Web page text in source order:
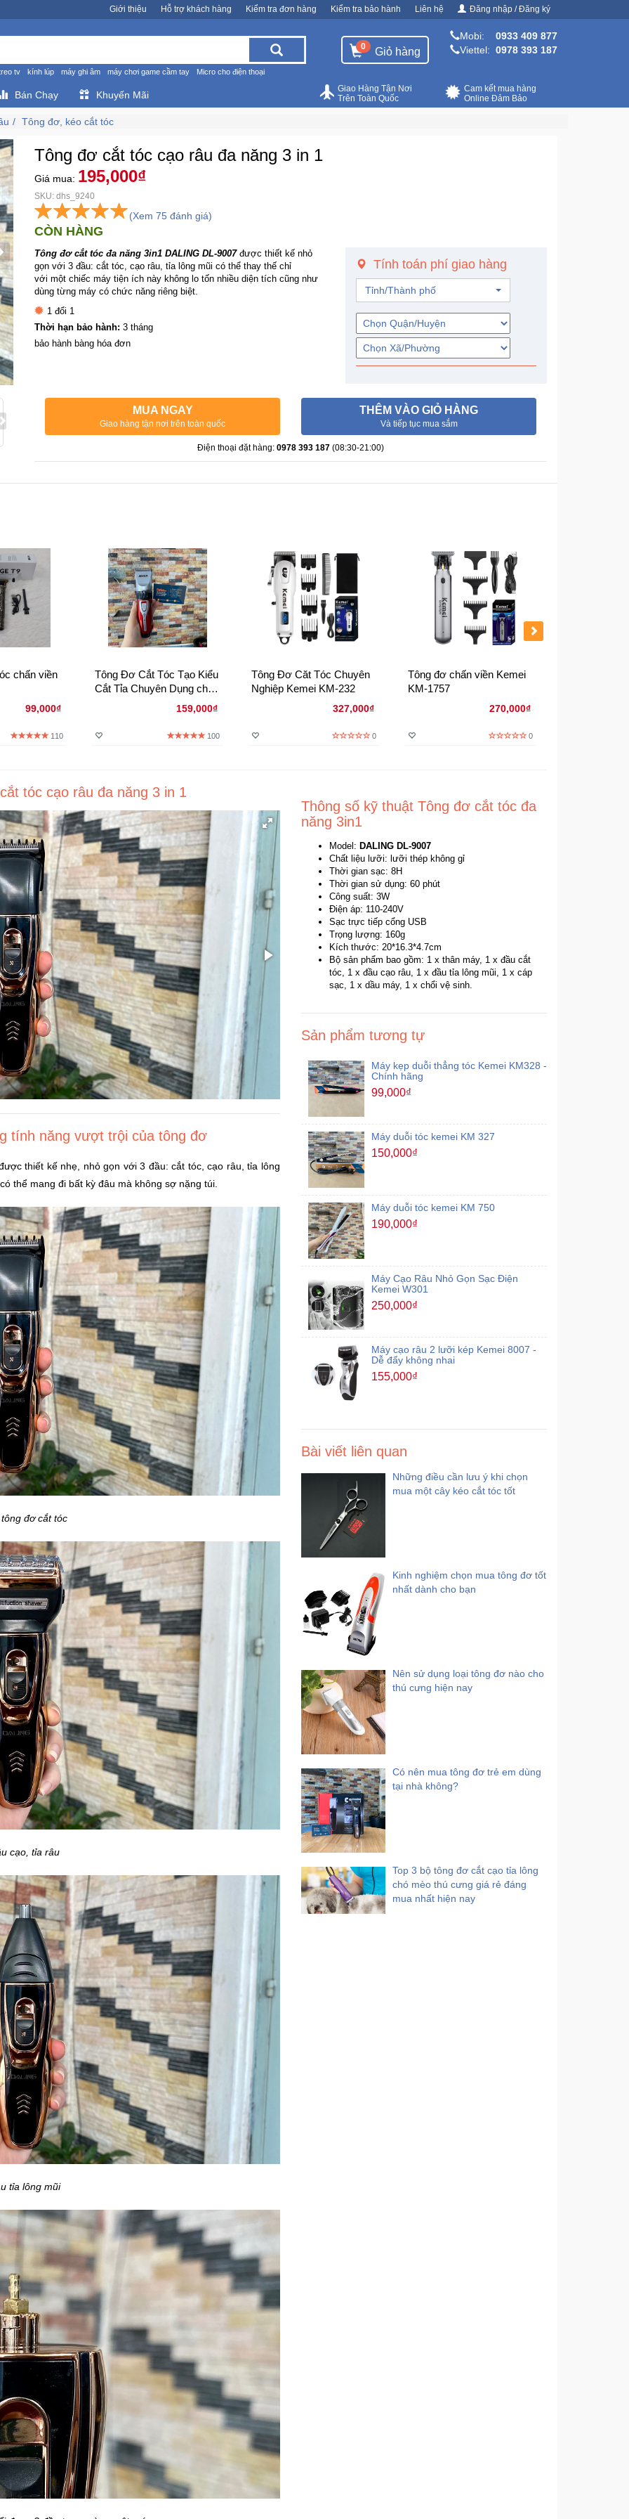
Giới thiệu Hỗ trợ khách hàng Kiểm tra đơn hàng Kiểm tra bảo hành Liên hệ Đăng nhập / Đăng ký
tv kính lúp máy ghi âm máy chơi game cầm tay Micro cho điện thoại
0 Giỏ hàng
Mobi:
0933 409 877
Viettel: 0978 393 187
Bán Chạy Khuyến Mãi
Cam kết mua hàng
Online Đảm Bảo
Giao Hàng Tận Nơi
Trên Toàn Quốc
Tông đơ, kéo cắt tóc
Tông đơ cắt tóc cạo râu đa năng 3 in 1
Giá mua: 195,000₫
SKU: dhs_9240
(Xem 75 đánh giá)
CÒN HÀNG
Tông đơ cắt tóc đa năng 3in1 DALING DL-9007được thiết kế nhỏ
gọn với 3 đầu: cắt tóc, cạo râu, tỉa lông mũi có thể thay thế chỉ
với một chiếc máy tiện ích này không lo tốn nhiều diện tích cũng như
dùng từng máy có chức năng riêng biệt.
1 đổi 1
Thời hạn bảo hành: 3 tháng
bảo hành bàng hóa đơn
Tính toán phí giao hàng
Tỉnh/Thành phố
MUA NGAY
Giao hàng tận nơi trên toàn quốc
THÊM VÀO GIỎ HÀNG
Và tiếp tục mua sắm
Điện thoại đặt hàng: 0978 393 187 (08:30-21:00)
99,000₫
110
Tông Đơ Cắt Tóc Tạo Kiểu
Cắt Tỉa Chuyên Dụng cho
159,000₫
100
Tông Đơ Căt Tóc Chuyên
Nghiệp Kemei KM-232
327,000₫
0
Tông đơ chấn viền Kemei
KM-1757
270,000₫
0
tóc cạo râu đa năng 3 in 1
tính năng vượt trội của tông đơ
thiết kế nhẹ, nhỏ gọn với 3 đầu: cắt tóc, cạo râu, tỉa lông
thể mang đi bất kỳ đâu mà không sợ nặng túi.
đơ cắt tóc
cạo, tỉa râu
tỉa lông mũi
Thông số kỹ thuật Tông đơ cắt tóc đa
năng 3in1
Model: DALING DL-9007
Chất liệu lưỡi: lưỡi thép không gỉ
Thời gian sạc: 8H
Thời gian sử dụng: 60 phút
Công suất: 3W
Điện áp: 110-240V
Sạc trực tiếp cổng USB
Trọng lượng: 160g
Kích thước: 20*16.3*4.7cm
Bộ sản phẩm bao gồm: 1 x thân máy, 1 x đầu cắt
tóc, 1 x đầu cạo râu, 1 x đầu tỉa lông mũi, 1 x cáp
sạc, 1 x dầu máy, 1 x chổi vệ sinh.
Sản phẩm tương tự
Máy kẹp duỗi thẳng tóc Kemei KM328 -
Chính hãng
99,000₫
Máy duỗi tóc kemei KM 327
150,000₫
Máy duỗi tóc kemei KM 750
190,000₫
Máy Cạo Râu Nhỏ Gọn Sạc Điện
Kemei W301
250,000₫
Máy cạo râu 2 lưỡi kép Kemei 8007 -
Dễ đẩy không nhai
155,000₫
Bài viết liên quan
Những điều cần lưu ý khi chọn
mua một cây kéo cắt tóc tốt
Kinh nghiệm chọn mua tông đơ tốt
nhất dành cho bạn
Nên sử dụng loại tông đơ nào cho
thú cưng hiện nay
Có nên mua tông đơ trẻ em dùng
tại nhà không?
Top 3 bộ tông đơ cắt cạo tỉa lông
chó mèo thú cưng giá rẻ đáng
mua nhất hiện nay